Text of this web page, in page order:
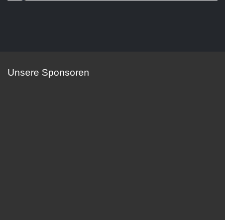
Unsere Sponsoren